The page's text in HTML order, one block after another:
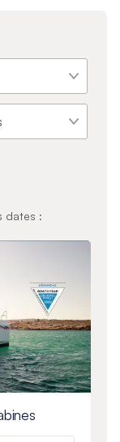
dates :